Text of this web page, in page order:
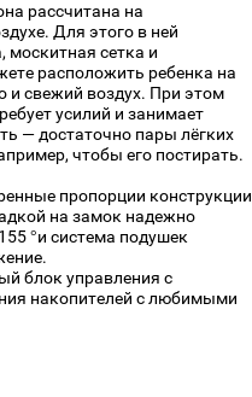
рассчитана на
Для этого в ней
сетка и
расположить ребенка на
и свежий воздух. При этом
усилий и занимает
— достаточно пары лёгких
чтобы его постирать.
пропорции конструкции
на замок надежно
°и система подушек
блок управления с
накопителей с любимыми